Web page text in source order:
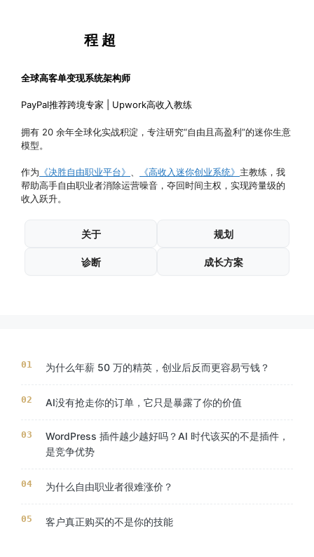
跨境虚拟助理
主持人
摄影师
程 超
全球高客单变现系统架构师
PayPal推荐跨境专家 | Upwork高收入教练
拥有 20 余年全球化实战积淀，专注研究“自由且高盈利”的迷你生意
模型。
作为 《决胜自由职业平台》 《高收入迷你创业系统》 主教练，我
帮助高手自由职业者消除运营噪音，夺回时间主权，实现跨量级的
收入跃升。
关于 规划
诊断 成长方案
为什么年薪 50 万的精英，创业后反而更容易亏钱？
AI没有抢走你的订单，它只是暴露了你的价值
WordPress 插件越少越好吗？AI 时代该买的不是插件，
是竞争优势
为什么自由职业者很难涨价？
客户真正购买的不是你的技能